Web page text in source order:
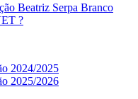
Beatriz Serpa Branco
?
2024/2025
2025/2026